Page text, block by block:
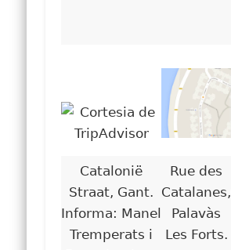
Catalonië
Straat, Gant.
Informa: Manel
Tremperats i
Rue des
Catalanes,
Palavàs
Les Forts.